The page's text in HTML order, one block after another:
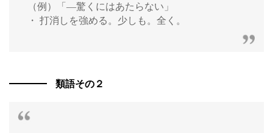
（例）「―驚くにはあたらない」
・ 打消しを強める。少しも。全く。
類語その２